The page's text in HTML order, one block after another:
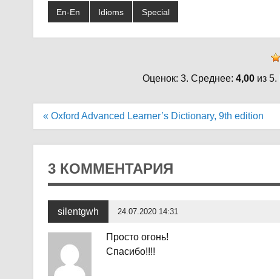
En-En Idioms Special
Оценок: 3. Среднее: 4,00из 5.
Навигация
« Oxford Advanced Learner’s Dictionary, 9th edition
3 КОММЕНТАРИЯ
silentgwh 24.07.2020 14:31
Просто огонь!
Спасибо!!!!